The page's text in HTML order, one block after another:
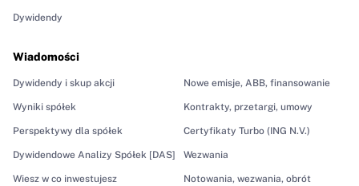
Dywidendy
Wiadomości
Dywidendy i skup akcji
Wyniki spółek
Perspektywy dla spółek
Dywidendowe Analizy Spółek [DAS]
Wiesz w co inwestujesz
Nowe emisje, ABB, finansowanie
Kontrakty, przetargi, umowy
Certyfikaty Turbo (ING N.V.)
Wezwania
Notowania, wezwania, obrót